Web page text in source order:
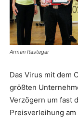
Arman Rastegar
Das Virus mit dem
größten
Verzögern um fast
Preisverleihung